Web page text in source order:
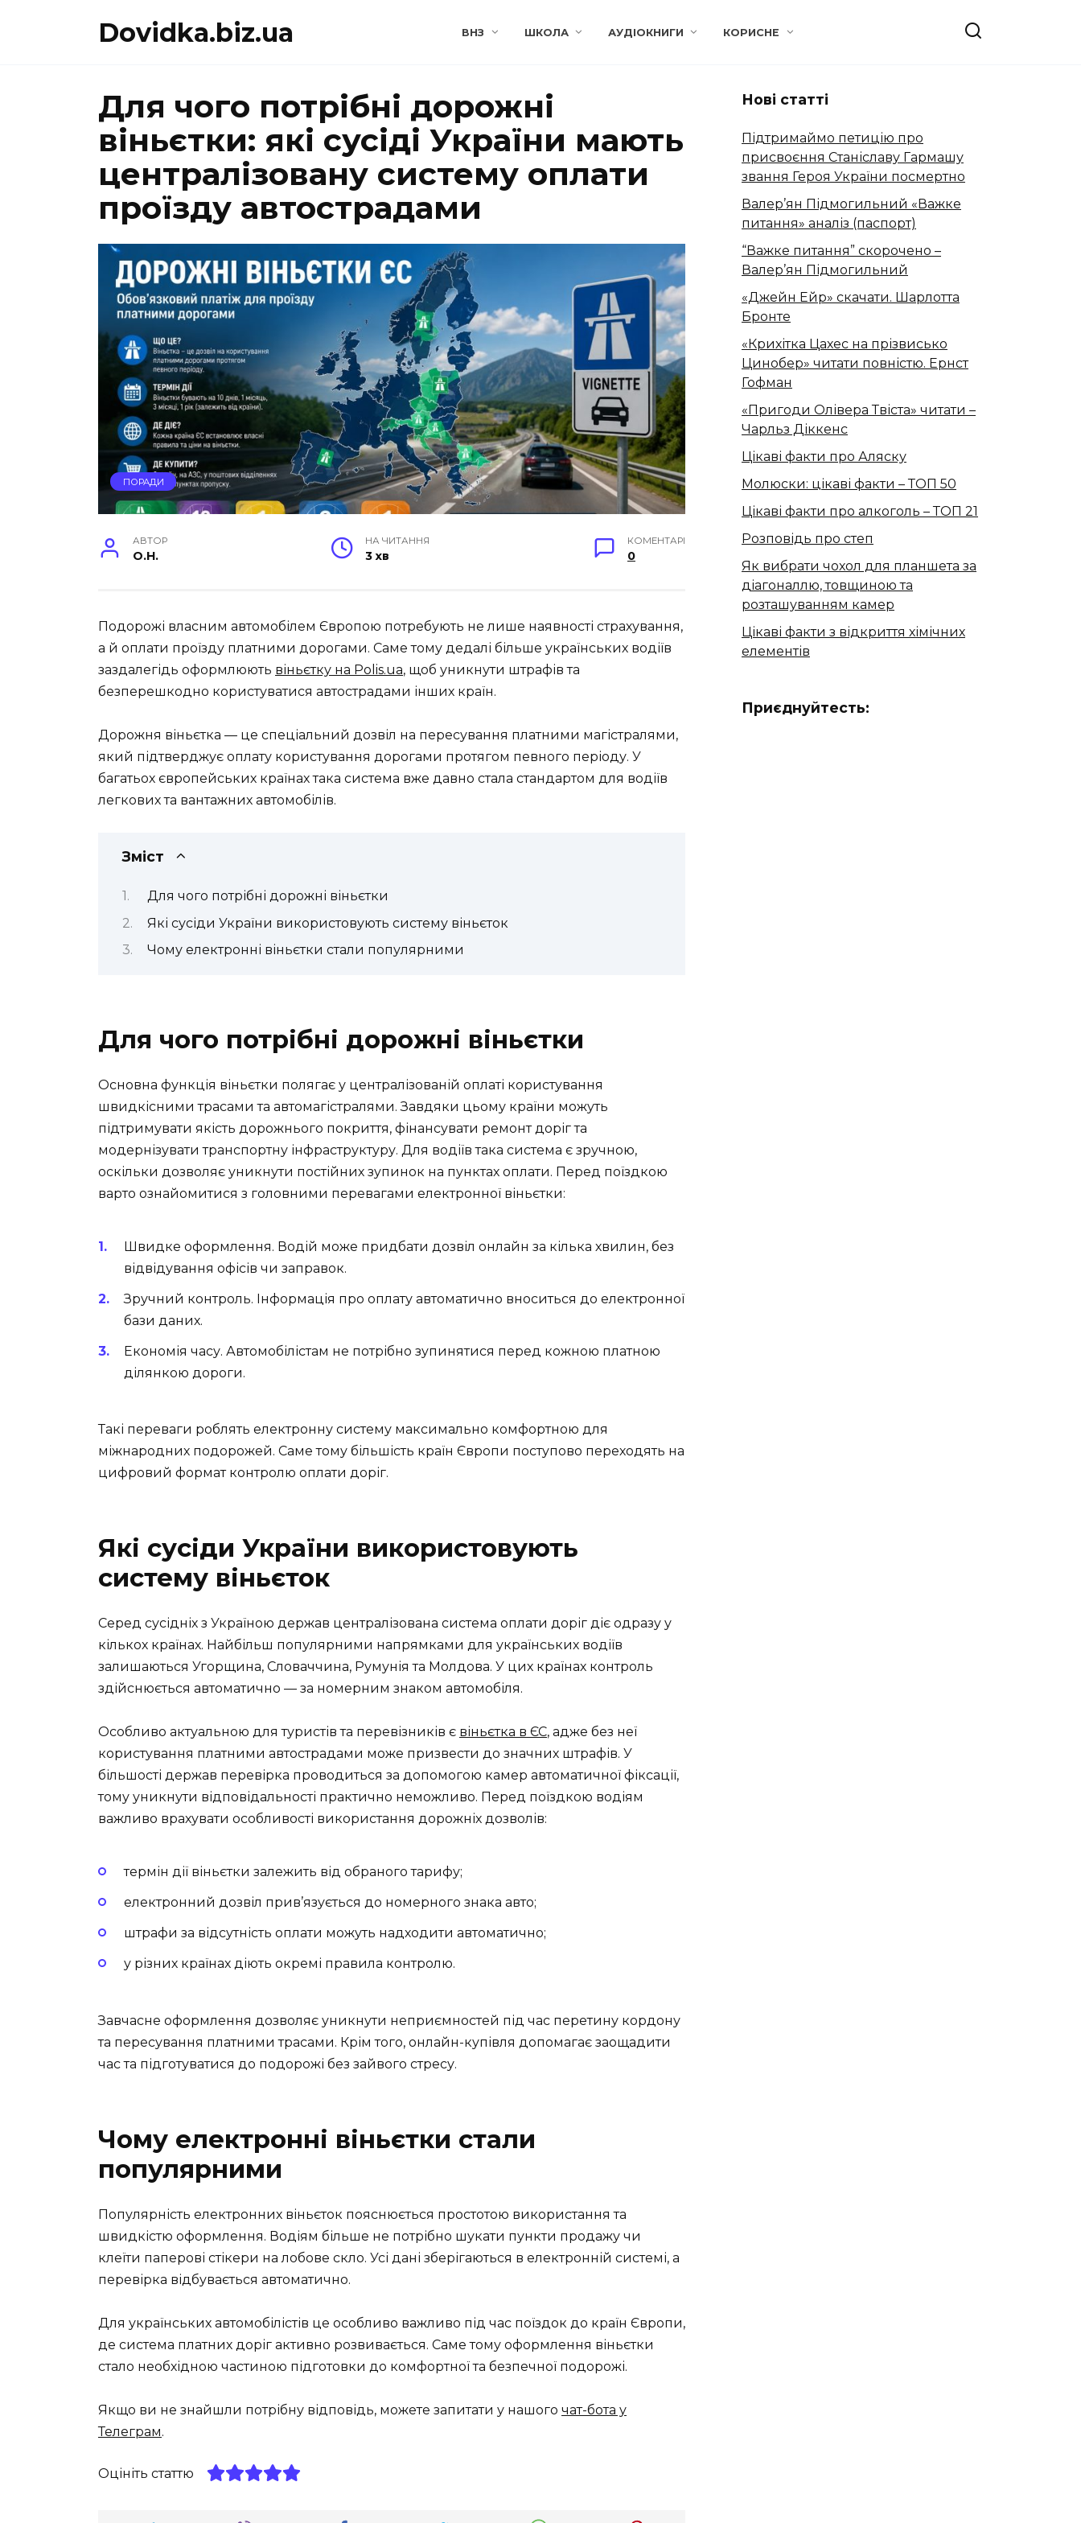
Dovidka.biz.ua ВНЗ ШКОЛА АУДІОКНИГИ КОРИСНЕ
Для чого потрібні дорожні
віньєтки: які сусіді України мають
централізовану систему оплати
проїзду автострадами
ПОРАДИ
АВТОР
O.H.
НА ЧИТАННЯ
3 хв
КОМЕНТАРІ
0
Подорожі власним автомобілем Європою потребують не лише наявності страхування,
а й оплати проїзду платними дорогами. Саме тому дедалі більше українських водіїв
заздалегідь оформлюють віньєтку на Polis.ua, щоб уникнути штрафів та
безперешкодно користуватися автострадами інших країн.
Дорожня віньєтка — це спеціальний дозвіл на пересування платними магістралями,
який підтверджує оплату користування дорогами протягом певного періоду. У
багатьох європейських країнах така система вже давно стала стандартом для водіїв
легкових та вантажних автомобілів.
Зміст
Для чого потрібні дорожні віньєтки
Які сусіди України використовують систему віньєток
Чому електронні віньєтки стали популярними
Для чого потрібні дорожні віньєтки
Основна функція віньєтки полягає у централізованій оплаті користування
швидкісними трасами та автомагістралями. Завдяки цьому країни можуть
підтримувати якість дорожнього покриття, фінансувати ремонт доріг та
модернізувати транспортну інфраструктуру. Для водіїв така система є зручною,
оскільки дозволяє уникнути постійних зупинок на пунктах оплати. Перед поїздкою
варто ознайомитися з головними перевагами електронної віньєтки:
Швидке оформлення. Водій може придбати дозвіл онлайн за кілька хвилин, без
відвідування офісів чи заправок.
Зручний контроль. Інформація про оплату автоматично вноситься до електронної
бази даних.
Економія часу. Автомобілістам не потрібно зупинятися перед кожною платною
ділянкою дороги.
Такі переваги роблять електронну систему максимально комфортною для
міжнародних подорожей. Саме тому більшість країн Європи поступово переходять на
цифровий формат контролю оплати доріг.
Які сусіди України використовують
систему віньєток
Серед сусідніх з Україною держав централізована система оплати доріг діє одразу у
кількох країнах. Найбільш популярними напрямками для українських водіїв
залишаються Угорщина, Словаччина, Румунія та Молдова. У цих країнах контроль
здійснюється автоматично — за номерним знаком автомобіля.
Особливо актуальною для туристів та перевізників є віньєтка в ЄС, адже без неї
користування платними автострадами може призвести до значних штрафів. У
більшості держав перевірка проводиться за допомогою камер автоматичної фіксації,
тому уникнути відповідальності практично неможливо. Перед поїздкою водіям
важливо врахувати особливості використання дорожніх дозволів:
термін дії віньєтки залежить від обраного тарифу;
електронний дозвіл прив’язується до номерного знака авто;
штрафи за відсутність оплати можуть надходити автоматично;
у різних країнах діють окремі правила контролю.
Завчасне оформлення дозволяє уникнути неприємностей під час перетину кордону
та пересування платними трасами. Крім того, онлайн-купівля допомагає заощадити
час та підготуватися до подорожі без зайвого стресу.
Чому електронні віньєтки стали
популярними
Популярність електронних віньєток пояснюється простотою використання та
швидкістю оформлення. Водіям більше не потрібно шукати пункти продажу чи
клеїти паперові стікери на лобове скло. Усі дані зберігаються в електронній системі, а
перевірка відбувається автоматично.
Для українських автомобілістів це особливо важливо під час поїздок до країн Європи,
де система платних доріг активно розвивається. Саме тому оформлення віньєтки
стало необхідною частиною підготовки до комфортної та безпечної подорожі.
Якщо ви не знайшли потрібну відповідь, можете запитати у нашого чат-бота у
Телеграм.
Оцініть статтю
Нові статті
Підтримаймо петицію про
присвоєння Станіславу Гармашу
звання Героя України посмертно
Валер’ян Підмогильний «Важке
питання» аналіз (паспорт)
“Важке питання” скорочено –
Валер’ян Підмогильний
«Джейн Ейр» скачати. Шарлотта
Бронте
«Крихітка Цахес на прізвисько
Цинобер» читати повністю. Ернст
Гофман
«Пригоди Олівера Твіста» читати –
Чарльз Діккенс
Цікаві факти про Аляску
Молюски: цікаві факти – ТОП 50
Цікаві факти про алкоголь – ТОП 21
Розповідь про степ
Як вибрати чохол для планшета за
діагоналлю, товщиною та
розташуванням камер
Цікаві факти з відкриття хімічних
елементів
Приєднуйтесть: